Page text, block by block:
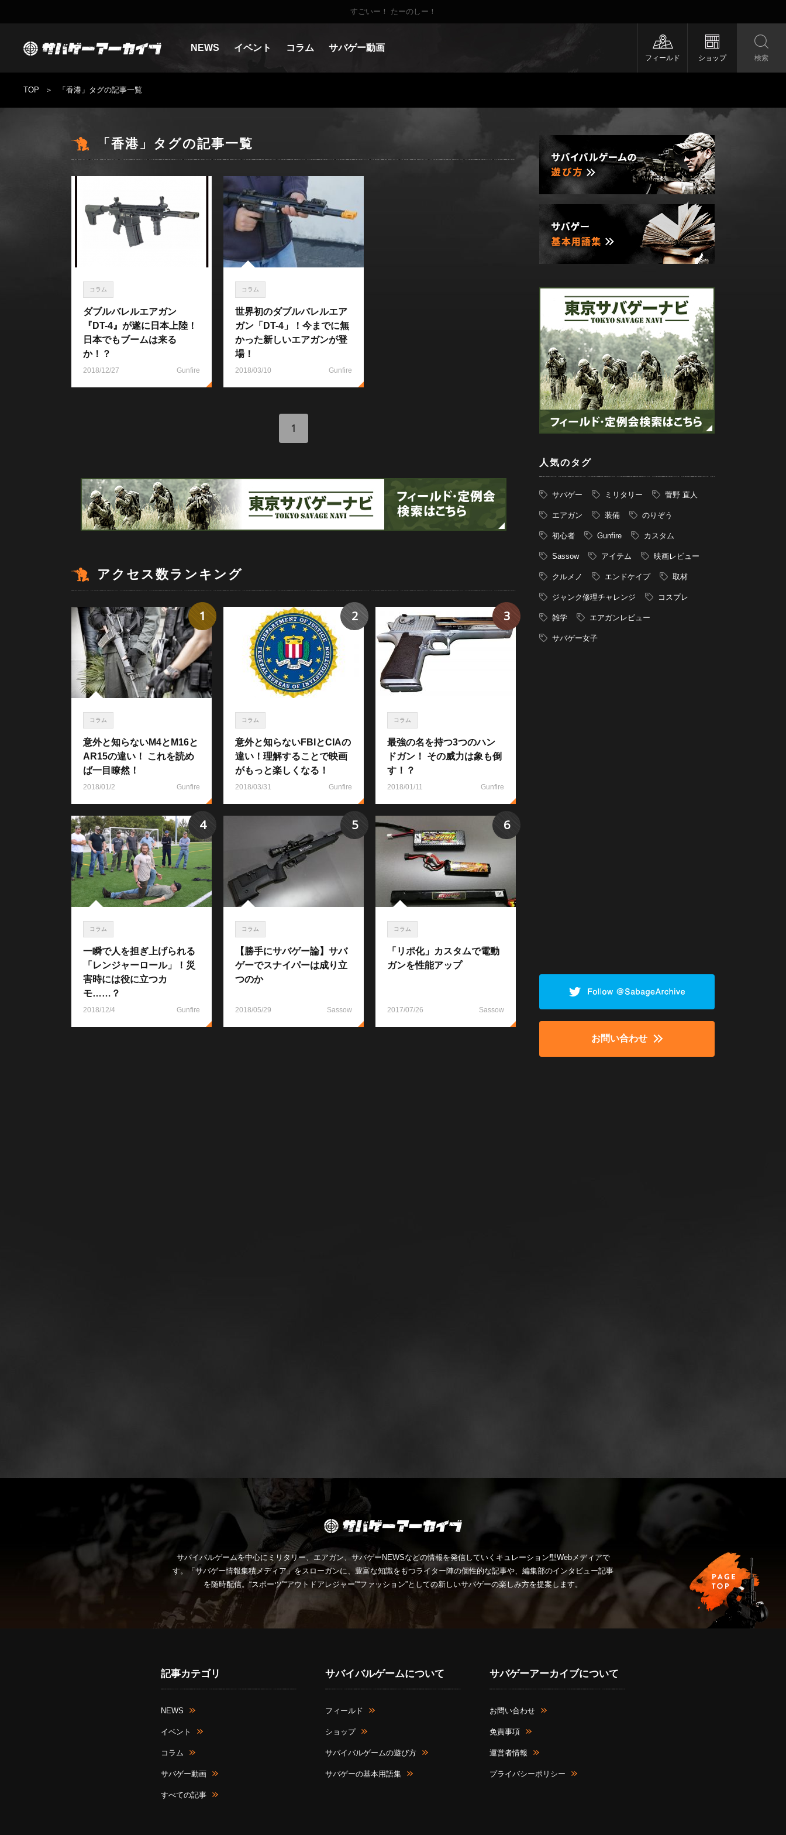
すごいー！ たーのしー！
NEWS イベント コラム サバゲー動画
フィールド ショップ 検索
TOP 「香港」タグの記事一覧
「香港」タグの記事一覧
コラム
ダブルバレルエアガン
『DT-4』が遂に日本上陸！
日本でもブームは来る
か！？
2018/12/27 Gunfire
コラム
世界初のダブルバレルエア
ガン「DT-4」！今までに無
かった新しいエアガンが登
場！
2018/03/10 Gunfire
1
アクセス数ランキング
コラム
意外と知らないM4とM16と
AR15の違い！ これを読め
ば一目瞭然！
2018/01/2 Gunfire
1
コラム
意外と知らないFBIとCIAの
違い！理解することで映画
がもっと楽しくなる！
2018/03/31 Gunfire
2
コラム
最強の名を持つ3つのハン
ドガン！ その威力は象も倒
す！？
2018/01/11 Gunfire
3
コラム
一瞬で人を担ぎ上げられる
「レンジャーロール」！災
害時には役に立つカ
モ……？
2018/12/4 Gunfire
4
コラム
【勝手にサバゲー論】サバ
ゲーでスナイパーは成り立
つのか
2018/05/29 Sassow
5
コラム
「リポ化」カスタムで電動
ガンを性能アップ
2017/07/26 Sassow
6
人気のタグ
サバゲー ミリタリー 菅野 直人
エアガン 装備 のりぞう
初心者 Gunfire カスタム
Sassow アイテム 映画レビュー
クルメノ エンドケイプ 取材
ジャンク修理チャレンジ コスプレ
雑学 エアガンレビュー
サバゲー女子
お問い合わせ
サバイバルゲームを中心にミリタリー、エアガン、サバゲーNEWSなどの情報を発信していくキュレーション型Webメディアで
す。「サバゲー情報集積メディア」をスローガンに、豊富な知識をもつライター陣の個性的な記事や、編集部のインタビュー記事
を随時配信。“スポーツ”“アウトドアレジャー”“ファッション”としての新しいサバゲーの楽しみ方を提案します。
記事カテゴリ
NEWS
イベント
コラム
サバゲー動画
すべての記事
サバイバルゲームについて
フィールド
ショップ
サバイバルゲームの遊び方
サバゲーの基本用語集
サバゲーアーカイブについて
お問い合わせ
免責事項
運営者情報
プライバシーポリシー